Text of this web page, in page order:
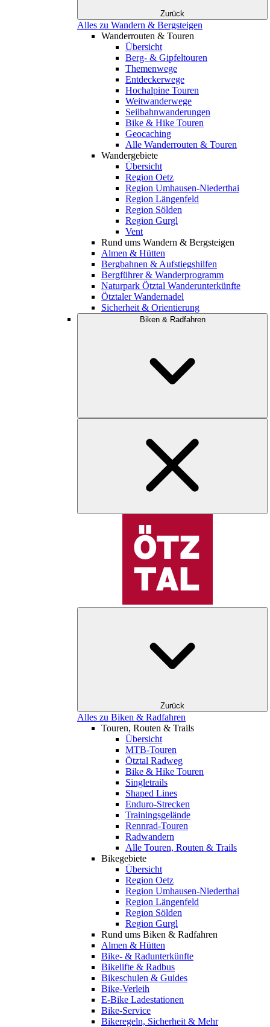
Zurück
Alles zu Wandern & Bergsteigen
Wanderrouten & Touren
Übersicht
Berg- & Gipfeltouren
Themenwege
Entdeckerwege
Hochalpine Touren
Weitwanderwege
Seilbahnwanderungen
Bike & Hike Touren
Geocaching
Alle Wanderrouten & Touren
Wandergebiete
Übersicht
Region Oetz
Region Umhausen-Niederthai
Region Längenfeld
Region Sölden
Region Gurgl
Vent
Rund ums Wandern & Bergsteigen
Almen & Hütten
Bergbahnen & Aufstiegshilfen
Bergführer & Wanderprogramm
Naturpark Ötztal Wanderunterkünfte
Ötztaler Wandernadel
Sicherheit & Orientierung
Biken & Radfahren
Zurück
Alles zu Biken & Radfahren
Touren, Routen & Trails
Übersicht
MTB-Touren
Ötztal Radweg
Bike & Hike Touren
Singletrails
Shaped Lines
Enduro-Strecken
Trainingsgelände
Rennrad-Touren
Radwandern
Alle Touren, Routen & Trails
Bikegebiete
Übersicht
Region Oetz
Region Umhausen-Niederthai
Region Längenfeld
Region Sölden
Region Gurgl
Rund ums Biken & Radfahren
Almen & Hütten
Bike- & Radunterkünfte
Bikelifte & Radbus
Bikeschulen & Guides
Bike-Verleih
E-Bike Ladestationen
Bike-Service
Bikeregeln, Sicherheit & Mehr